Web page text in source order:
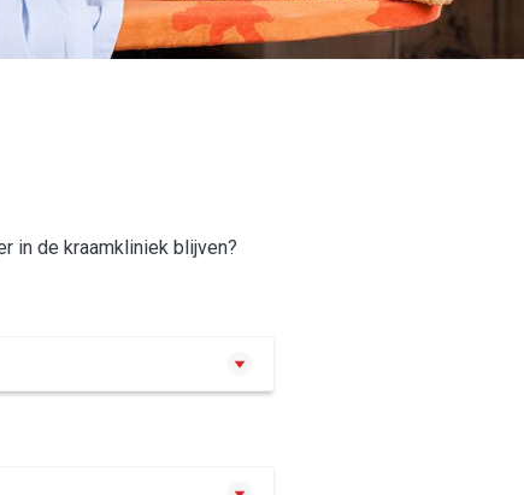
in de kraamkliniek blijven?